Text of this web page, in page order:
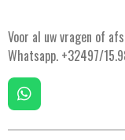
Voor al uw vragen of
Whatsapp. +32497/
W
h
a